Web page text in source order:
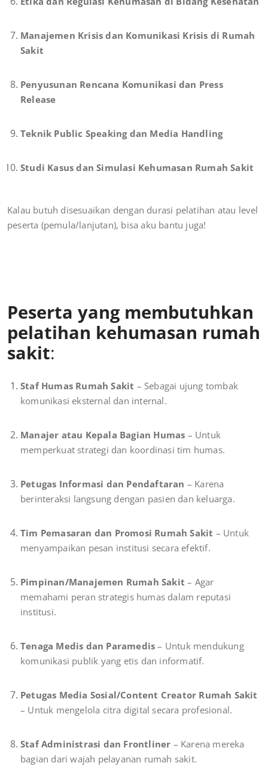
Manajemen Krisis dan Komunikasi Krisis di Rumah
Sakit
Penyusunan Rencana Komunikasi dan Press
Release
Teknik Public Speaking dan Media Handling
Studi Kasus dan Simulasi Kehumasan Rumah Sakit
Kalau butuh disesuaikan dengan durasi pelatihan atau level
peserta (pemula/lanjutan), bisa aku bantu juga!
Peserta yang membutuhkan
pelatihan kehumasan rumah
sakit:
Staf Humas Rumah Sakit – Sebagai ujung tombak
komunikasi eksternal dan internal.
Manajer atau Kepala Bagian Humas – Untuk
memperkuat strategi dan koordinasi tim humas.
Petugas Informasi dan Pendaftaran – Karena
berinteraksi langsung dengan pasien dan keluarga.
Tim Pemasaran dan Promosi Rumah Sakit – Untuk
menyampaikan pesan institusi secara efektif.
Pimpinan/Manajemen Rumah Sakit – Agar
memahami peran strategis humas dalam reputasi
institusi.
Tenaga Medis dan Paramedis – Untuk mendukung
komunikasi publik yang etis dan informatif.
Petugas Media Sosial/Content Creator Rumah Sakit
– Untuk mengelola citra digital secara profesional.
Staf Administrasi dan Frontliner – Karena mereka
bagian dari wajah pelayanan rumah sakit.